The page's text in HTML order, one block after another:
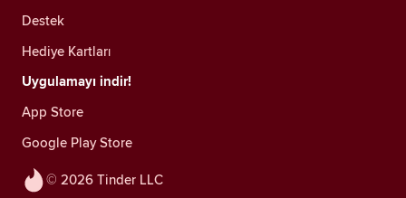
© 2026 Tinder LLC
Destek
Hediye Kartları
Uygulamayı indir!
App Store
Google Play Store